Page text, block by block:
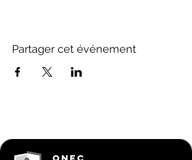
Partager cet événement